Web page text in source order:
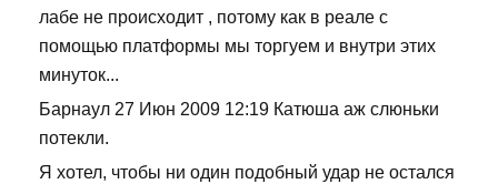
лабе не происходит , потому как в реале с
помощью платформы мы торгуем и внутри этих
минуток...
Барнаул 27 Июн 2009 12:19 Катюша аж слюньки
потекли.
Я хотел, чтобы ни один подобный удар не остался